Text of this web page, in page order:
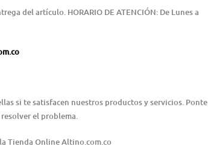
del artículo. HORARIO DE ATENCIÓN: De Lunes a
si te satisfacen nuestros productos y servicios. Ponte
el problema.
Tienda Online Altino.com.co